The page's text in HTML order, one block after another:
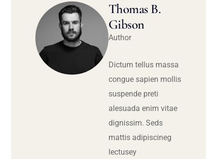
Thomas B.
Gibson
Author
Dictum tellus massa
congue sapien mollis
suspende preti
alesuada enim vitae
dignissim. Seds
mattis adipiscineg
lectusey